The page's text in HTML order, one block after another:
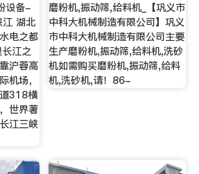
设备-
江 湖北
电之都
江之
沪蓉高
机场，
318横
世界著
江三峡
磨粉机,振动筛,给料机_【巩义市
中科大机械制造有限公司】巩义
市中科大机械制造有限公司主要
生产磨粉机,振动筛,给料机,洗砂
机如需购买磨粉机,振动筛,给料
机,洗砂机,请！86-